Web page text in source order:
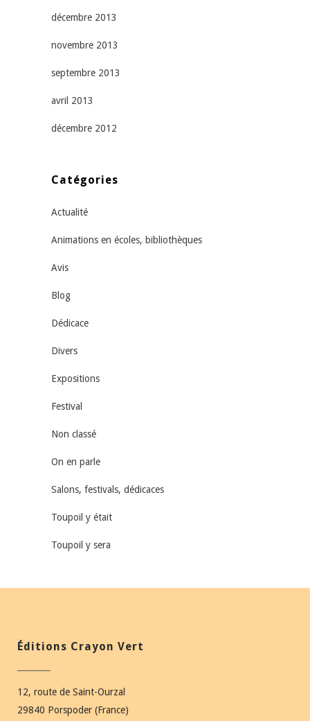
décembre 2013
novembre 2013
septembre 2013
avril 2013
décembre 2012
Catégories
Actualité
Animations en écoles, bibliothèques
Avis
Blog
Dédicace
Divers
Expositions
Festival
Non classé
On en parle
Salons, festivals, dédicaces
Toupoil y était
Toupoil y sera
Éditions Crayon Vert
12, route de Saint-Ourzal
29840 Porspoder (France)